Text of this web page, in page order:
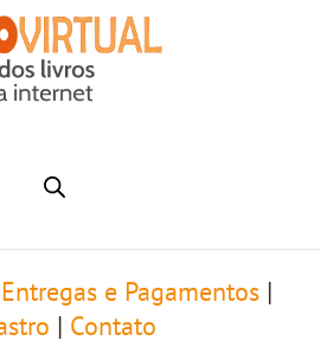
Entregas e Pagamentos
Contato